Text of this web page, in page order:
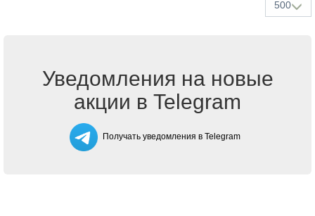
500
Уведомления на новые
акции в Telegram
Получать уведомления в Telegram